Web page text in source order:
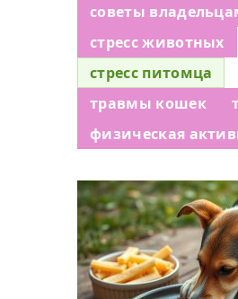
советы
стресс животных
стресс питомца
травмы кошек
физическая